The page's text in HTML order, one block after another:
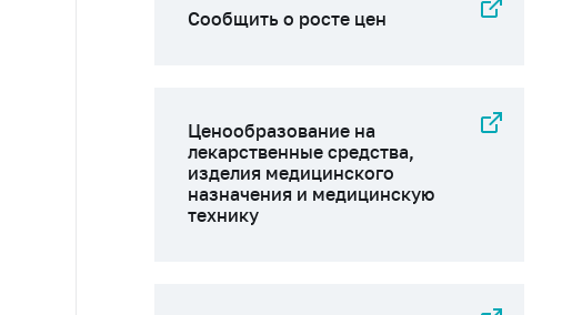
Сообщить о росте цен
Ценообразование на
лекарственные средства,
изделия медицинского
назначения и медицинскую
технику